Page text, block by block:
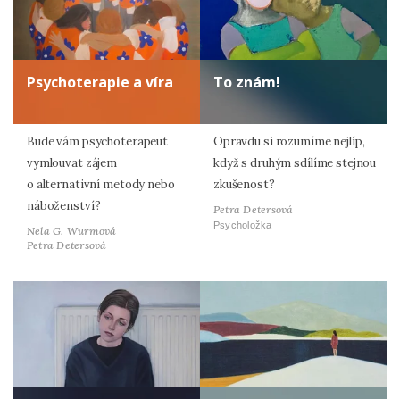
Psychoterapie a víra
Bude vám psychoterapeut
vymlouvat zájem
o alternativní metody nebo
náboženství?
Nela G. Wurmová
Petra Detersová
To znám!
Opravdu si rozumíme nejlíp,
když s druhým sdílíme stejnou
zkušenost?
Petra Detersová
Psycholožka